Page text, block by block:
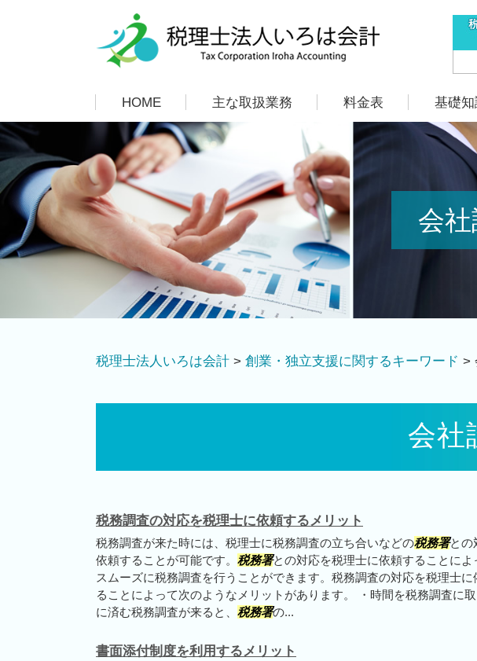
会
HOME 主な取扱業務 料金表 基礎知
税理士法人いろは会計 > 創業・独立支援に関するキーワード >
会社
税務調査の対応を税理士に依頼するメリット
税務調査が来た時には、税理士に税務調査の立ち合いなどの税務署との
依頼することが可能です。 税務署との対応を税理士に依頼することによ
スムーズに税務調査を行うことができます。税務調査の対応を税理士に
ることによって次のようなメリットがあります。 ・時間を税務調査に
に済む税務調査が来ると、 税務署の...
書面添付制度を利用するメリット